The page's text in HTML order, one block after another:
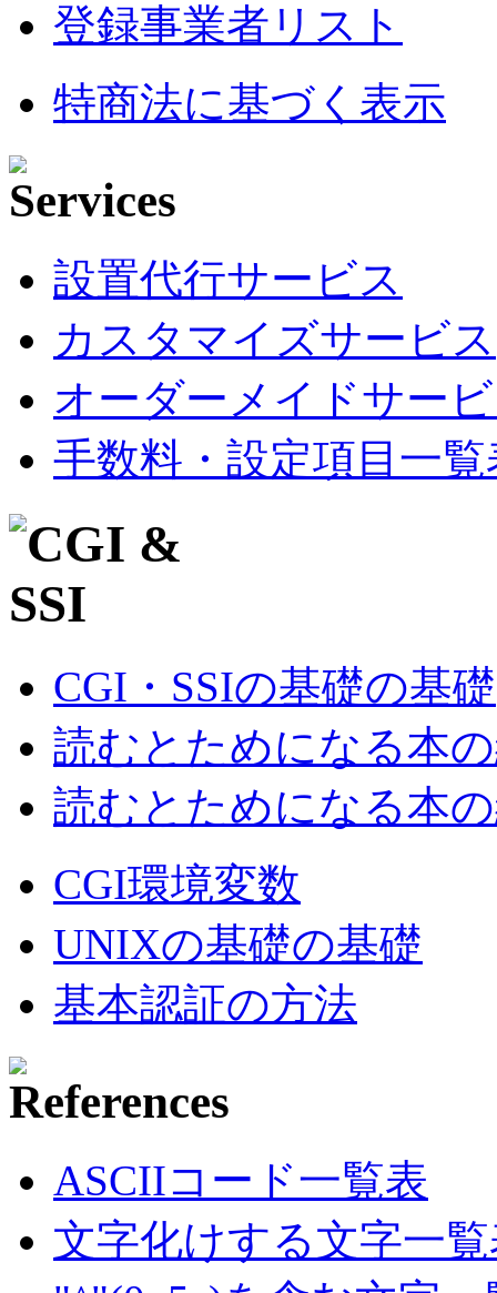
登録事業者リスト
特商法に基づく表示
設置代行サービス
カスタマイズサービス
オーダーメイドサー
手数料・設定項目一覧
CGI・SSIの基礎の基礎
読むとためになる本
読むとためになる本
CGI環境変数
UNIXの基礎の基礎
基本認証の方法
ASCIIコード一覧表
文字化けする文字一